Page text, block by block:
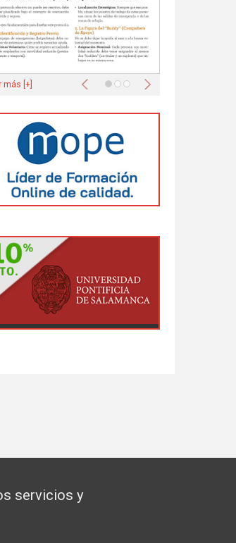
servicios y
Anterior Siguiente
más [+]